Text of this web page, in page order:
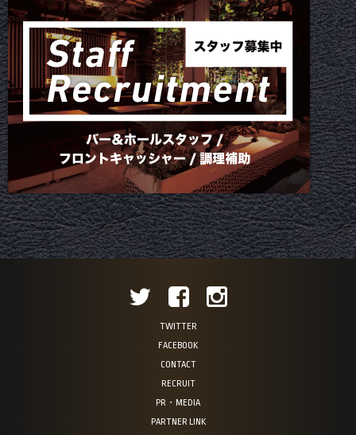
TWITTER
FACEBOOK
CONTACT
RECRUIT
PR・MEDIA
PARTNER LINK